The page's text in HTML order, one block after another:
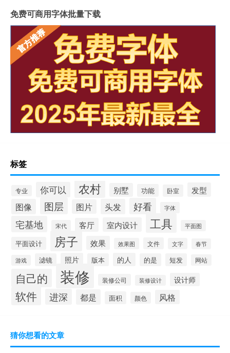
免费可商用字体批量下载
标签
专业 你可以 农村 别墅 功能 卧室 发型
图像 图层 图片 头发 好看 字体
宅基地 宋代 客厅 室内设计 工具 平面图
平面设计 房子 效果 效果图 文件 文字 春节
游戏 滤镜 照片 版本 的人 的是 短发 网站
自己的 装修 装修公司 装修设计 设计师
软件 进深 都是 面积 颜色 风格
猜你想看的文章